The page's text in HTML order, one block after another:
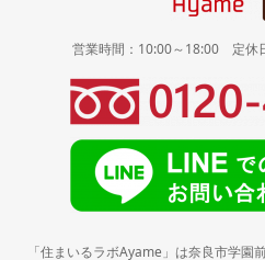
営業時間：10:00～18:00 定休
「住まいるラボAyame」は奈良市学園